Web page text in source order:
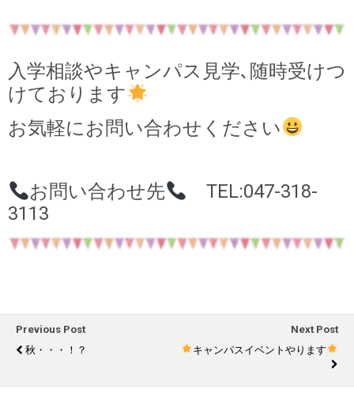
入学相談やキャンパス見学､随時受けつ
けております
お気軽にお問い合わせください
お問い合わせ先
TEL:047-318-
3113
Previous Post
秋・・・！？
Next Post
キャンパスイベントやります